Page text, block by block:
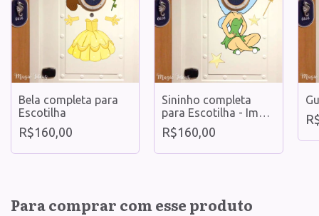
Bela completa para
Escotilha
R$160,00
Sininho completa
para Escotilha - Imã
Decorativo
R$160,00
Para comprar com esse produto